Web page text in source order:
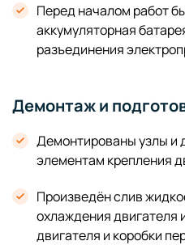
Перед началом работ
аккумуляторная
разъединения
Демонтаж и
Демонтированы узлы и
элементам крепления
Произведён слив
охлаждения двигателя
двигателя и коробки